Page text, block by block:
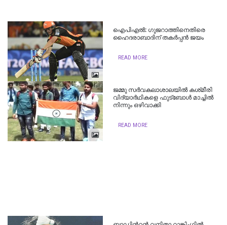
ഐപിഎല്‍: ഗുജറാത്തിനെതിരെ
ഹൈദരാബാദിന് തകര്‍പ്പന്‍ ജയം
READ MORE
ജമ്മു സർവകലാശാലയിൽ കശ്​മീരി
വിദ്യാർഥികളെ ഫുട്​ബോൾ മാച്ചിൽ
നിന്നും ഒഴിവാക്കി
READ MORE